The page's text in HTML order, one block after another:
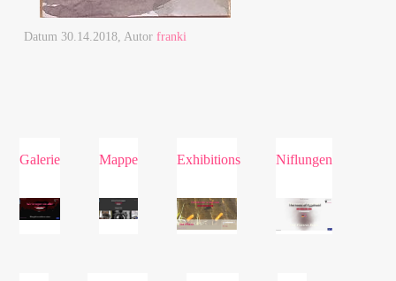
Datum30.14.2018 , Autorfranki
Galerie Mappe Exhibitions Niflungen